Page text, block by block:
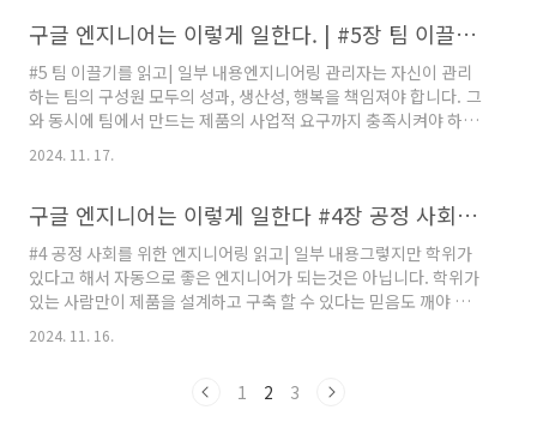
방의 새로운 모든 이슈에 내 이름이 태그 되는 경험은 이로 말할 수
없는 충격이 밀려온다.더 이상 이에 대해 의논하거나 이슈 해결을
도와줄 상급자는 없었기 때문이다. 연차가 쌓일수록 책임은 비례한
다.반복적으로 터지는 이슈, 새롭게 인입된 CS등 다양한 형태로 도
전 과제가 생겨난다. 책에서는 팀을 믿고 자신이 20..
구글 엔지니어는 이렇게 일한다. | #5장 팀 이끌기를 읽고
#5 팀 이끌기를 읽고| 일부 내용엔지니어링 관리자는 자신이 관리
하는 팀의 구성원 모두의 성과, 생산성, 행복을 책임져야 합니다. 그
와 동시에 팀에서 만드는 제품의 사업적 요구까지 충족시켜야 하죠.
하지만 사업적 요구와 개별 팀원의 요구가 항상 일치하는 것은 아니
라서 이따금 관리자를 난처한 상황에 놓이게 합니다. 진짜 어려운
다.실제 업무, 사이드 프로젝트 진행 과정에서도 각각의 팀원들의
니즈에 맞춘 업무 분배는 쉽지 않다.누구나 반복적인 일이 아닌 커
리어에 도움이 되는 성능 개선, 비용절감, 지표 개선등과 연관된 업
무를 할당 받고 싶어 할것 이기 때문이다.소규모의 팀에서도 이런
목소리가 나왔었는데, 구글과 같은 대규모의 팀은 어떨지 짐작이..
2024. 11. 17.
구글 엔지니어는 이렇게 일한다 #4장 공정 사회를 위한 엔지니어링을 읽고
#4 공정 사회를 위한 엔지니어링 읽고| 일부 내용그렇지만 학위가
있다고 해서 자동으로 좋은 엔지니어가 되는것은 아닙니다. 학위가
있는 사람만이 제품을 설계하고 구축 할 수 있다는 믿음도 깨야 합
니다. 지금까지 스타트업에서의 회사 생활을 돌이켜보면, 자기의
전공이 아닌 일을 하는 사람이 많았다.하지만, 그럼에도 불구하고
졸업전에는 당연하게 전공과 관련된 일을 하게 될것이라 믿어 의심
2024. 11. 16.
1 2 3